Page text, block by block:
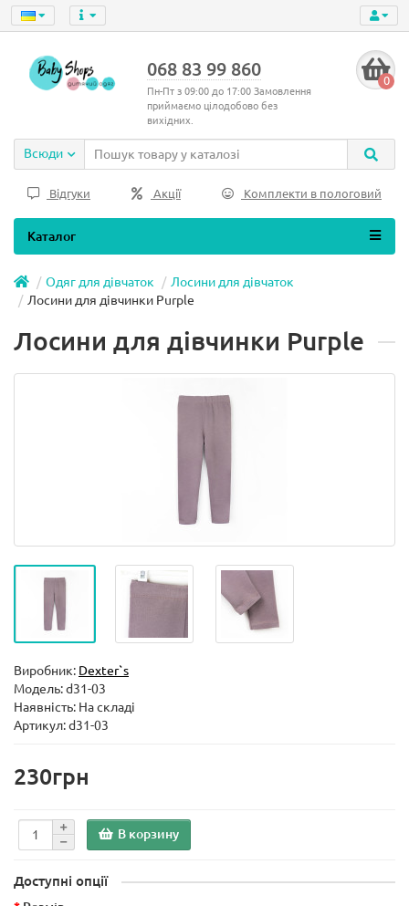
068 83 99 860
Пн-Пт з 09:00 до 17:00 Замовлення
приймаємо цілодобово без
вихідних.
0
Всюди
Відгуки Акції Комплекти в пологовий
Каталог
Одяг для дівчаток
Лосини для дівчаток
Лосини для дівчинки Purple
Лосини для дівчинки Purple
Виробник: Dexter`s
Модель:d31-03
Наявність: На складі
Артикул: d31-03
230грн
В корзину
Доступні опції